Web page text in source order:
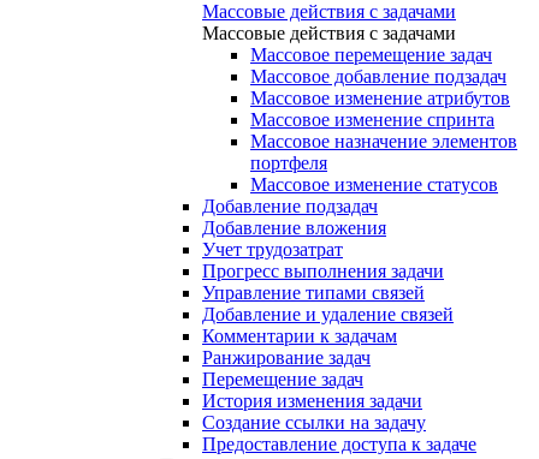
Массовые действия с задачами
Массовые действия с задачами
Массовое перемещение задач
Массовое добавление подзадач
Массовое изменение атрибутов
Массовое изменение спринта
Массовое назначение элементов
портфеля
Массовое изменение статусов
Добавление подзадач
Добавление вложения
Учет трудозатрат
Прогресс выполнения задачи
Управление типами связей
Добавление и удаление связей
Комментарии к задачам
Ранжирование задач
Перемещение задач
История изменения задачи
Создание ссылки на задачу
Предоставление доступа к задаче